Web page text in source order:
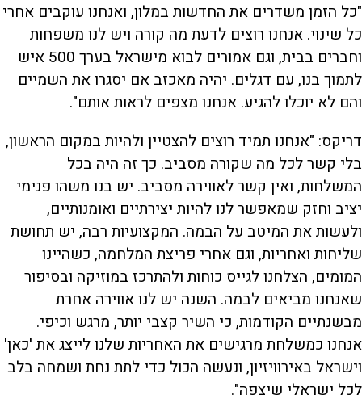
"כל הזמן משדרים את החדשות במלון, ואנחנו עוקבים אחרי
כל שינוי. אנחנו רוצים לדעת מה קורה ויש לנו משפחות
וחברים בבית, וגם אמורים לבוא מישראל בערך 500 איש
לתמוך בנו, עם דגלים. יהיה מאכזב אם יסגרו את השמיים
והם לא יוכלו להגיע. אנחנו מצפים לראות אותם".
דריקס: "אנחנו תמיד רוצים להצטיין ולהיות במקום הראשון,
בלי קשר לכל מה שקורה מסביב. כך זה היה בכל
המשלחות, ואין קשר לאווירה מסביב. יש בנו משהו פנימי
יציב וחזק שמאפשר לנו להיות יצירתיים ואומנותיים,
ולעשות את המיטב על הבמה. המקצועיות רבה, יש תחושת
שליחות ואחריות, וגם אחרי פריצת המלחמה, כשהיינו
המומים, הצלחנו לגייס כוחות ולהתרכז במוזיקה ובסיפור
שאנחנו מביאים לבמה. השנה יש לנו אווירה אחרת
מבשנתיים הקודמות, כי השיר קצבי יותר, מרגש וכיפי.
אנחנו כמשלחת מרגישים את האחריות שלנו לייצג את 'כאן'
וישראל באירוויזיון, ונעשה הכול כדי לתת נחת ושמחה בלב
לכל ישראלי שיצפה".